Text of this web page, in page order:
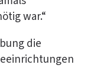
war.“
die